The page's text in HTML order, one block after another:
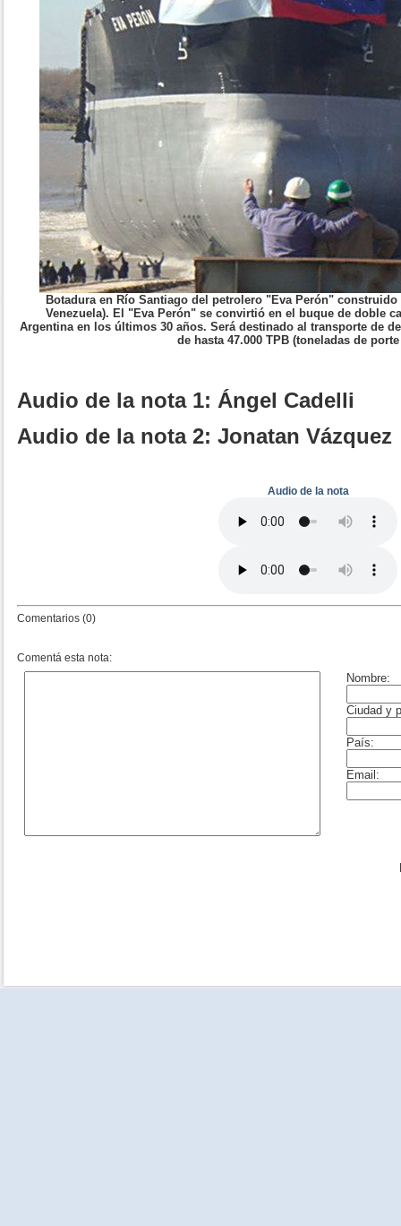
Botadura en Río Santiago del petrolero "Eva Perón" construido
Venezuela). El "Eva Perón" se convirtió en el buque de doble
Argentina en los últimos 30 años. Será destinado al transporte de
de hasta 47.000 TPB (toneladas de
Audio de la nota 1: Ángel Cadelli
Audio de la nota 2: Jonatan Vázquez
Audio de la nota
Comentarios (0)
Comentá esta nota: